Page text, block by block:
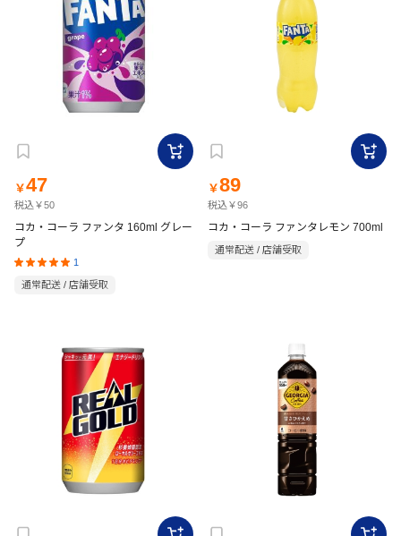
￥47
税込￥50
コカ・コーラ ファンタ 160ml グレー
プ
1
通常配送 / 店舗受取
￥89
税込￥96
コカ・コーラ ファンタレモン 700ml
通常配送 / 店舗受取